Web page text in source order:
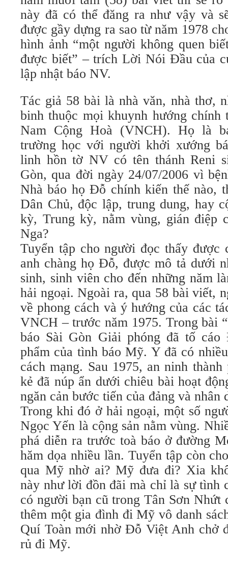
này đã có thể đăng ra như vậy và
được gầy dựng ra sao từ năm 1978
hình ảnh “một người không quen
được biết” – trích Lời Nói Đầu của
lập nhật báo NV.
Tác giả 58 bài là nhà văn, nhà thơ,
binh thuộc mọi khuynh hướng
Nam Cộng Hoà (VNCH). Họ là
trường học với người khởi xướng
linh hồn tờ NV có tên thánh Reni
Gòn, qua đời ngày 24/07/2006 vì
Nhà báo họ Đỗ chính kiến thế nào,
Dân Chủ, độc lập, trung dung, hay
kỳ, Trung kỳ, nằm vùng, gián điệp
Nga?
Tuyển tập cho người đọc thấy được
anh chàng họ Đỗ, được mô tả dưới
sinh, sinh viên cho đến những năm
hải ngoại. Ngoài ra, qua 58 bài viết,
về phong cách và ý hướng của các
VNCH – trước năm 1975. Trong bài
báo Sài Gòn Giải phóng đã tố
phẩm của tình báo Mỹ. Y đã có
cách mạng. Sau 1975, an ninh
kẻ đã núp ẩn dưới chiêu bài hoạt
ngăn cản bước tiến của đảng và nhân
Trong khi đó ở hải ngoại, một số
Ngọc Yến là cộng sản nằm vùng.
phá diễn ra trước toà báo ở đường
hăm dọa nhiều lần. Tuyển tập còn
qua Mỹ nhờ ai? Mỹ đưa đi? Xia
này như lời đồn đãi mà chỉ là sự tình
có người bạn cũ trong Tân Sơn Nhứt
thêm một gia đình đi Mỹ vô danh
Quí Toàn mới nhờ Đỗ Việt Anh chở
rủ đi Mỹ.